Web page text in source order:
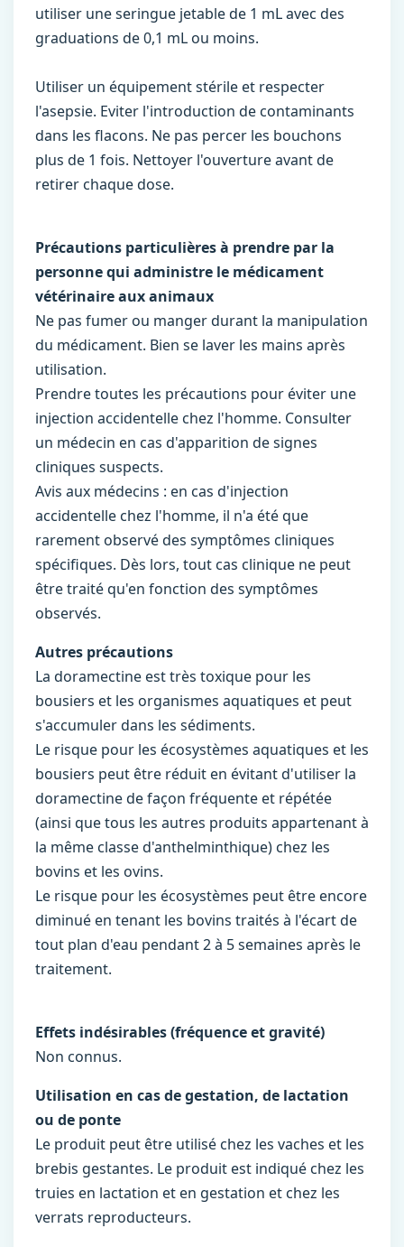
utiliser une seringue jetable de 1 mL avec des
graduations de 0,1 mL ou moins.
Utiliser un équipement stérile et respecter
l'asepsie. Eviter l'introduction de contaminants
dans les flacons. Ne pas percer les bouchons
plus de 1 fois. Nettoyer l'ouverture avant de
retirer chaque dose.
Précautions particulières à prendre par la
personne qui administre le médicament
vétérinaire aux animaux
Ne pas fumer ou manger durant la manipulation
du médicament. Bien se laver les mains après
utilisation.
Prendre toutes les précautions pour éviter une
injection accidentelle chez l'homme. Consulter
un médecin en cas d'apparition de signes
cliniques suspects.
Avis aux médecins : en cas d'injection
accidentelle chez l'homme, il n'a été que
rarement observé des symptômes cliniques
spécifiques. Dès lors, tout cas clinique ne peut
être traité qu'en fonction des symptômes
observés.
Autres précautions
La doramectine est très toxique pour les
bousiers et les organismes aquatiques et peut
s'accumuler dans les sédiments.
Le risque pour les écosystèmes aquatiques et les
bousiers peut être réduit en évitant d'utiliser la
doramectine de façon fréquente et répétée
(ainsi que tous les autres produits appartenant à
la même classe d'anthelminthique) chez les
bovins et les ovins.
Le risque pour les écosystèmes peut être encore
diminué en tenant les bovins traités à l'écart de
tout plan d'eau pendant 2 à 5 semaines après le
traitement.
Effets indésirables (fréquence et gravité)
Non connus.
Utilisation en cas de gestation, de lactation
ou de ponte
Le produit peut être utilisé chez les vaches et les
brebis gestantes. Le produit est indiqué chez les
truies en lactation et en gestation et chez les
verrats reproducteurs.